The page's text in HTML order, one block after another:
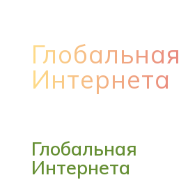
Глобальная
Интернета
Интернета